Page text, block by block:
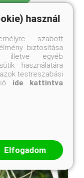
krémfehérrel
nyílnak.
Egészen
helyeken is
használ
szabott
biztosítása
illetve egyéb
használatára
testreszabási
ide kattintva
Elfogadom